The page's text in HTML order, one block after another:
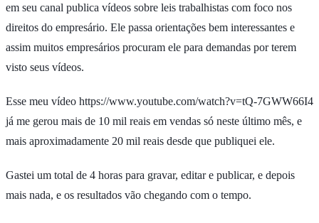
em seu canal publica vídeos sobre leis trabalhistas com foco nos
direitos do empresário. Ele passa orientações bem interessantes e
assim muitos empresários procuram ele para demandas por terem
visto seus vídeos.
Esse meu vídeo https://www.youtube.com/watch?v=tQ-7GWW66I4
já me gerou mais de 10 mil reais em vendas só neste último mês, e
mais aproximadamente 20 mil reais desde que publiquei ele.
Gastei um total de 4 horas para gravar, editar e publicar, e depois
mais nada, e os resultados vão chegando com o tempo.